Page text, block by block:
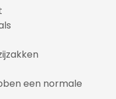
een normale